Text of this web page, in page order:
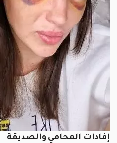
إفادات المحامي والصديقة